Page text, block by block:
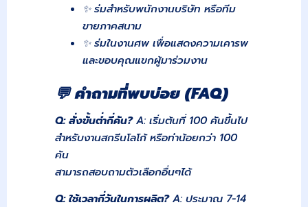
✨ ร่มสำหรับพนักงานบริษัท หรือทีม
ขายภาคสนาม
✨ ร่มในงานศพ เพื่อแสดงความเคารพ
และขอบคุณแขกผู้มาร่วมงาน
💬คำถามที่พบบ่อย (FAQ)
Q:สั่งขั้นต่ำกี่คัน?A: เริ่มต้นที่ 100 คันขึ้นไป
สำหรับงานสกรีนโลโก้ หรือท่าน้อยกว่า 100
คัน
สามารถสอบถามตัวเลือกอื่นๆได้
Q:ใช้เวลากี่วันในการผลิต?A: ประมาณ 7-14